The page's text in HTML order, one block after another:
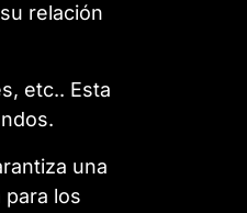
relación
etc.. Esta
una
los